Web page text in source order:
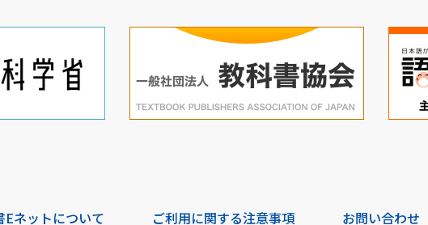
Eネットについて ご利用に関する注意事項 お問い合わせ